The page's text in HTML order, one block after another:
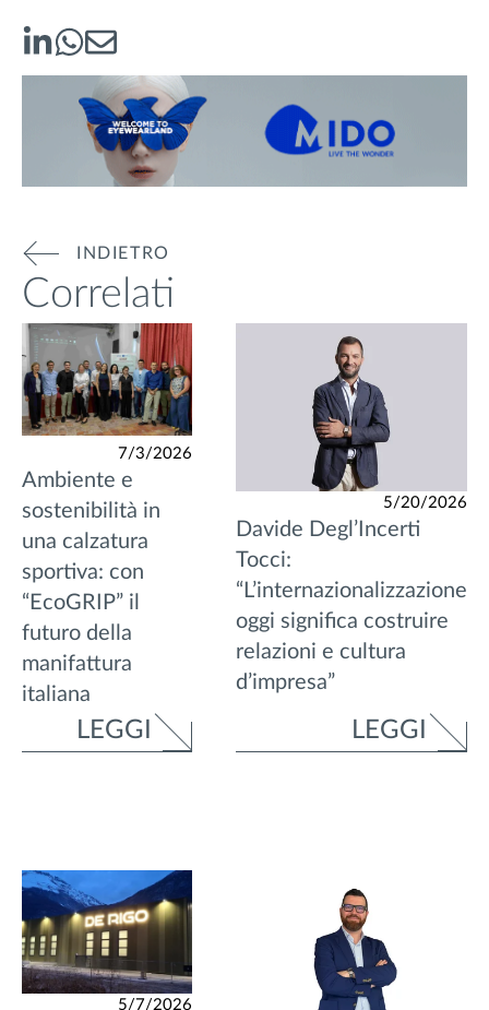
INDIETRO
Correlati
7/3/2026
Ambiente e
sostenibilità in
una calzatura
sportiva: con
“EcoGRIP” il
futuro della
manifattura
italiana
LEGGI
5/20/2026
Davide Degl’Incerti
Tocci:
“L’internazionalizzazione
oggi significa costruire
relazioni e cultura
d’impresa”
LEGGI
5/7/2026